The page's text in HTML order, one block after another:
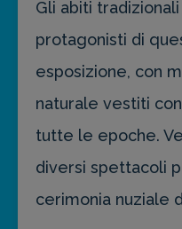
Gli abiti
protagonisti di
esposizione, con
naturale vestiti
tutte le epoche.
diversi spettacoli
cerimonia nuziale